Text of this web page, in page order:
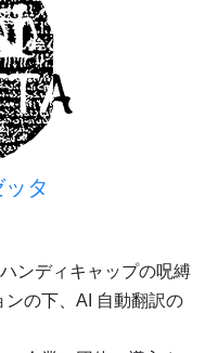
タ
ンディキャップの呪縛
の下、AI 自動翻訳の